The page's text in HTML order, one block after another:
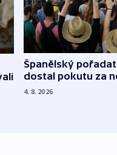
Španělský
dostal pokutu za
4. 8. 2026